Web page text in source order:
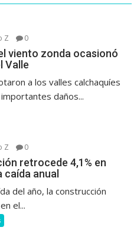
Z 0
viento zonda ocasionó
Valle
a los valles calchaquíes
daños...
Z 0
retrocede 4,1% en
caída anual
del año, la construcción
el...